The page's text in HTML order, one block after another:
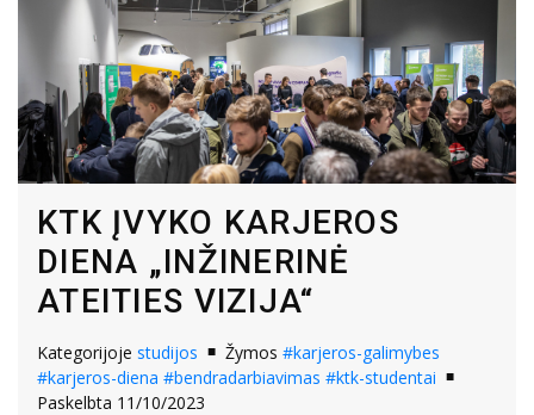
KTK ĮVYKO KARJEROS
DIENA „INŽINERINĖ
ATEITIES VIZIJA“
Kategorijoje studijos Žymos #karjeros-galimybes
#karjeros-diena #bendradarbiavimas #ktk-studentai
Paskelbta 11/10/2023